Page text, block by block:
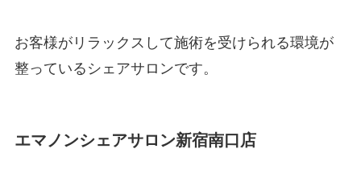
お客様がリラックスして施術を受けられる環境が
整っているシェアサロンです。
エマノンシェアサロン新宿南口店